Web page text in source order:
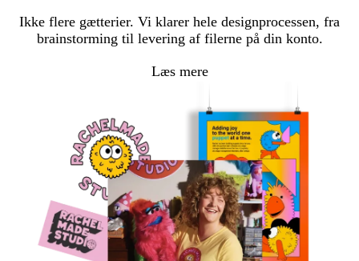
Ikke flere gætterier. Vi klarer hele designprocessen, fra
brainstorming til levering af filerne på din konto.
Læs mere